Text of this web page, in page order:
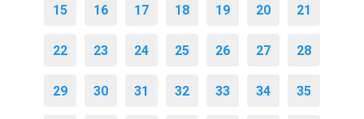
15 16 17 18 19 20 21
22 23 24 25 26 27 28
29 30 31 32 33 34 35